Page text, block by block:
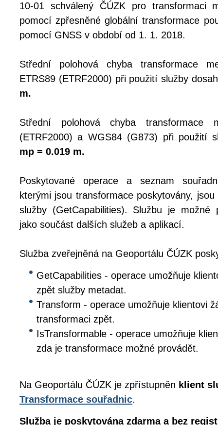
10-01 schválený ČÚZK pro transformaci
pomocí zpřesněné globální transformace
pomocí GNSS v období od 1. 1. 2018.
Střední polohová chyba transformace
ETRS89 (ETRF2000) při použití služby
m.
Střední polohová chyba transformace
(ETRF2000) a WGS84 (G873) při použití
mp = 0.019 m.
Poskytované operace a seznam
kterými jsou transformace poskytovány,
služby (GetCapabilities). Službu je možné
jako součást dalších služeb a aplikací.
Služba zveřejněná na Geoportálu ČÚZK
GetCapabilities - operace umožňuje
zpět služby metadat.
Transform - operace umožňuje klientovi
transformaci zpět.
IsTransformable - operace umožňuje
zda je transformace možné provádět.
Na Geoportálu ČÚZK je zpřístupněn klient
Transformace souřadnic.
Služba je poskytována zdarma a bez